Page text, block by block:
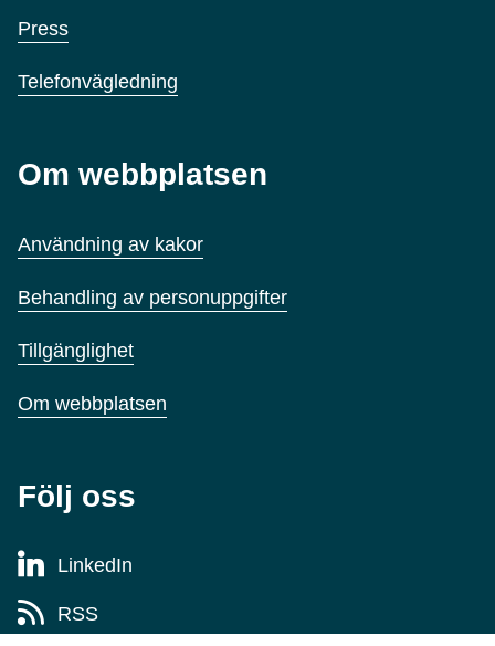
Press
Telefonvägledning
Om webbplatsen
Användning av kakor
Behandling av personuppgifter
Tillgänglighet
Om webbplatsen
Följ oss
LinkedIn
RSS